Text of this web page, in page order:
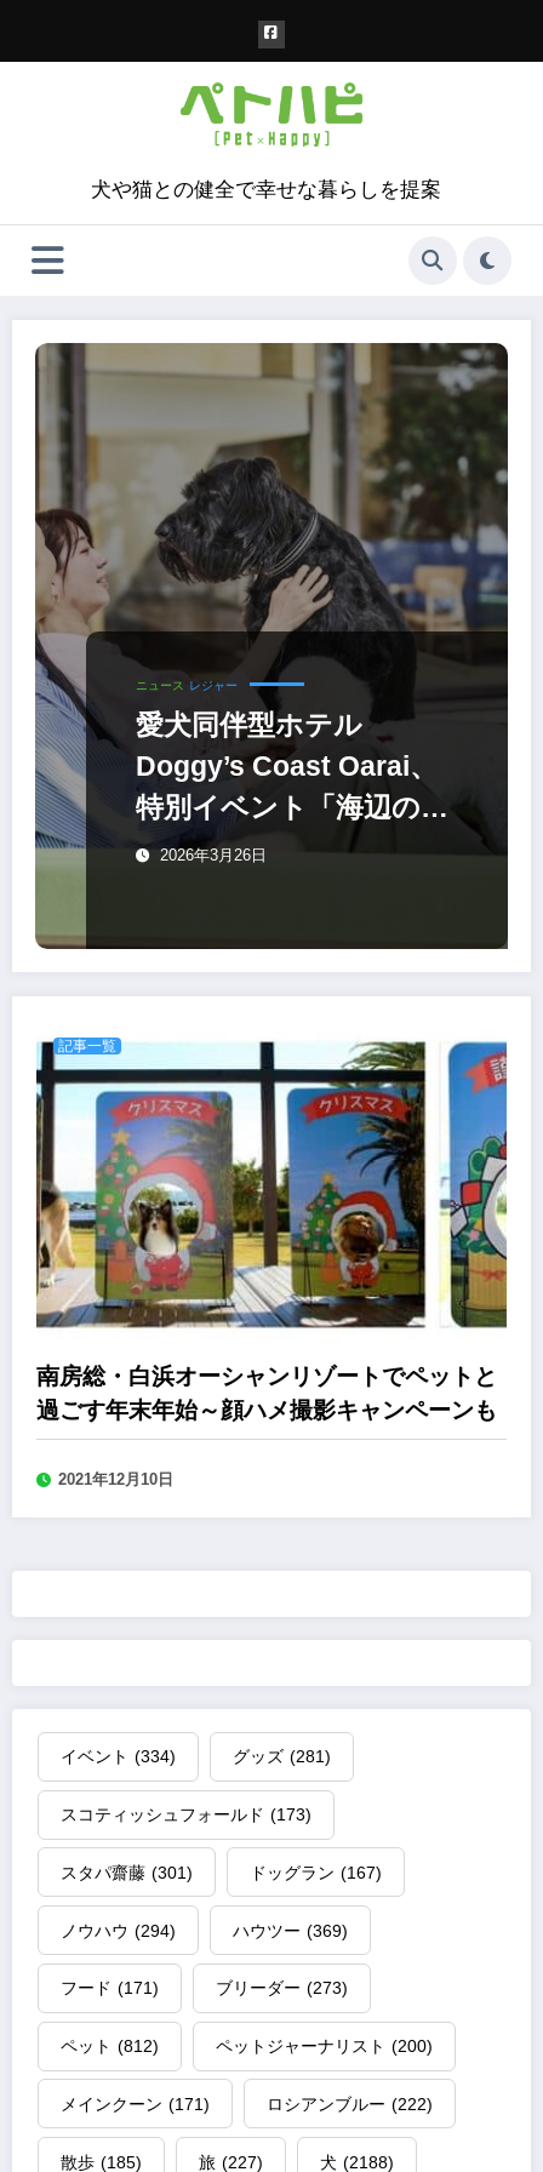
犬や猫との健全で幸せな暮らしを提案
ニュース レジャー
愛犬同伴型ホテル
Doggy’s Coast Oarai、
特別イベント「海辺の
Wan！Do会」開催
2026年3月26日
記事一覧
南房総・白浜オーシャンリゾートでペットと
過ごす年末年始～顔ハメ撮影キャンペーンも
2021年12月10日
イベント (334) グッズ (281)
スコティッシュフォールド (173)
スタパ齋藤 (301) ドッグラン (167)
ノウハウ (294) ハウツー (369)
フード (171) ブリーダー (273)
ペット (812) ペットジャーナリスト (200)
メインクーン (171) ロシアンブルー (222)
散歩 (185) 旅 (227) 犬 (2188)